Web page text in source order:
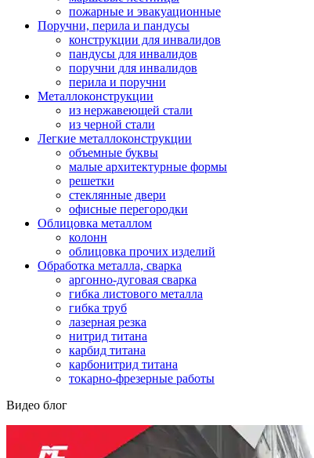
пожарные и эвакуационные
Поручни, перила и пандусы
конструкции для инвалидов
пандусы для инвалидов
поручни для инвалидов
перила и поручни
Металлоконструкции
из нержавеющей стали
из черной стали
Легкие металлоконструкции
объемные буквы
малые архитектурные формы
решетки
стеклянные двери
офисные перегородки
Облицовка металлом
колонн
облицовка прочих изделий
Обработка металла, сварка
аргонно-дуговая сварка
гибка листового металла
гибка труб
лазерная резка
нитрид титана
карбид титана
карбонитрид титана
токарно-фрезерные работы
Видео блог